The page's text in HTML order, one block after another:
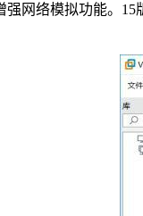
强网络模拟功能。